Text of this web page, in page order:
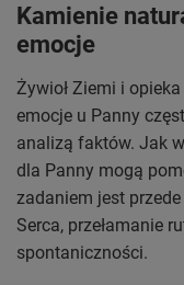
Kamienie
emocje
Żywioł Ziemi i
emocje u Panny
analizą faktów. Jak
dla Panny mogą
zadaniem jest
Serca, przełamanie
spontaniczności.